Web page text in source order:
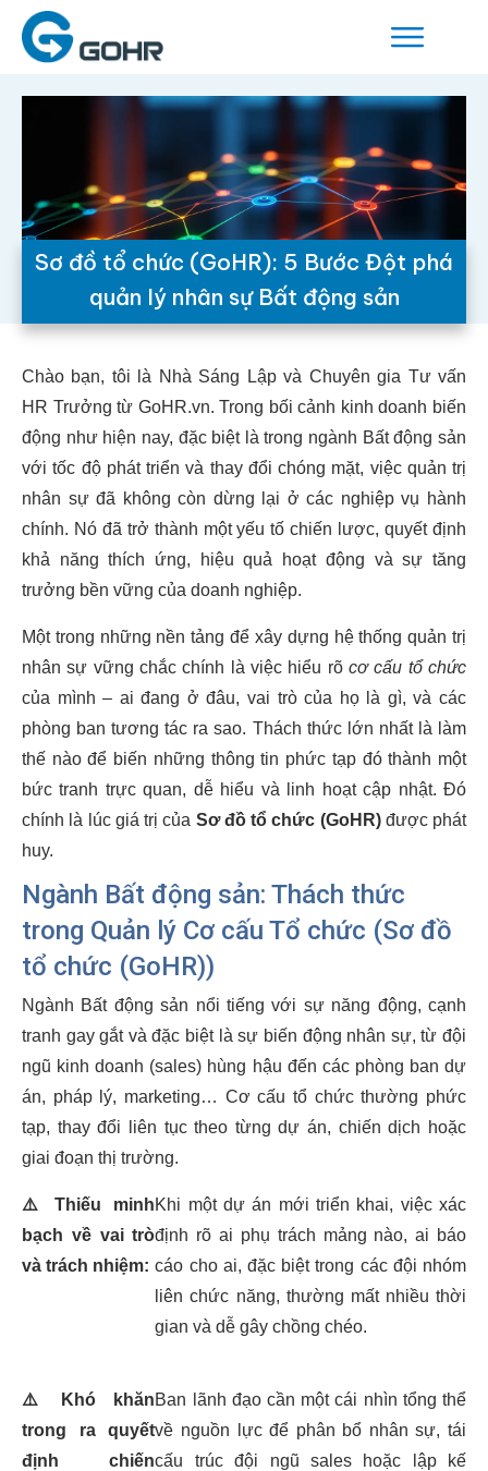
Sơ đồ tổ chức (GoHR): 5 Bước Đột phá
quản lý nhân sự Bất động sản
Chào bạn, tôi là Nhà Sáng Lập và Chuyên gia Tư vấn
HR Trưởng từ GoHR.vn. Trong bối cảnh kinh doanh biến
động như hiện nay, đặc biệt là trong ngành Bất động sản
với tốc độ phát triển và thay đổi chóng mặt, việc quản trị
nhân sự đã không còn dừng lại ở các nghiệp vụ hành
chính. Nó đã trở thành một yếu tố chiến lược, quyết định
khả năng thích ứng, hiệu quả hoạt động và sự tăng
trưởng bền vững của doanh nghiệp.
Một trong những nền tảng để xây dựng hệ thống quản trị
nhân sự vững chắc chính là việc hiểu rõ cơ cấu tổ chức
của mình – ai đang ở đâu, vai trò của họ là gì, và các
phòng ban tương tác ra sao. Thách thức lớn nhất là làm
thế nào để biến những thông tin phức tạp đó thành một
bức tranh trực quan, dễ hiểu và linh hoạt cập nhật. Đó
chính là lúc giá trị của Sơ đồ tổ chức (GoHR)được phát
huy.
Ngành Bất động sản: Thách thức
trong Quản lý Cơ cấu Tổ chức (Sơ đồ
tổ chức (GoHR))
Ngành Bất động sản nổi tiếng với sự năng động, cạnh
tranh gay gắt và đặc biệt là sự biến động nhân sự, từ đội
ngũ kinh doanh (sales) hùng hậu đến các phòng ban dự
án, pháp lý, marketing… Cơ cấu tổ chức thường phức
tạp, thay đổi liên tục theo từng dự án, chiến dịch hoặc
giai đoạn thị trường.
⚠️
Thiếu minh
bạch về vai trò
và trách nhiệm:
Khi một dự án mới triển khai, việc xác
định rõ ai phụ trách mảng nào, ai báo
cáo cho ai, đặc biệt trong các đội nhóm
liên chức năng, thường mất nhiều thời
gian và dễ gây chồng chéo.
⚠️
Khó khăn
trong ra quyết
định chiến
Ban lãnh đạo cần một cái nhìn tổng thể
về nguồn lực để phân bổ nhân sự, tái
cấu trúc đội ngũ sales hoặc lập kế